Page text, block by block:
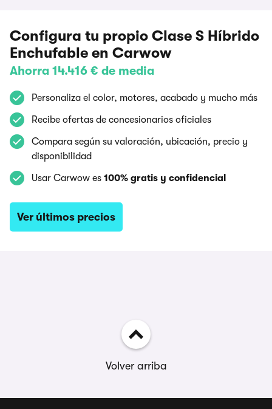
Configura tu propio Clase S Híbrido
Enchufable en Carwow
Ahorra 14.416 € de media
Personaliza el color, motores, acabado y mucho más
Recibe ofertas de concesionarios oficiales
Compara según su valoración, ubicación, precio y
disponibilidad
Usar Carwow es 100% gratis y confidencial
Ver últimos precios
Volver arriba